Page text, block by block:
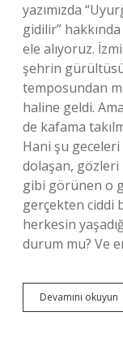
yazımızda
gidilir”
ele alıyoruz.
şehrin
temposundan
haline geldi.
de kafama
Hani şu geceleri
dolaşan, gözleri
gibi görünen o
gerçekten ciddi
herkesin
durum mu? Ve
Devamını okuyun